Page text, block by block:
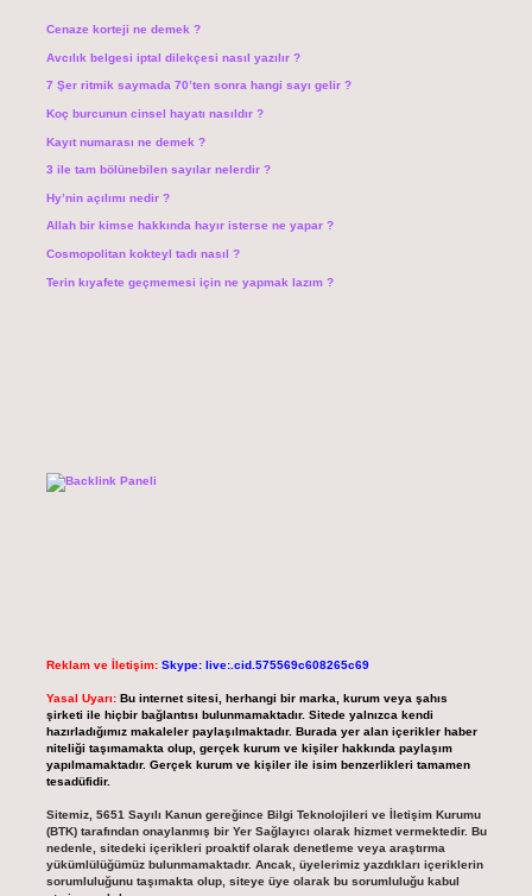
Cenaze korteji ne demek ?
Avcılık belgesi iptal dilekçesi nasıl yazılır ?
7 Şer ritmik saymada 70’ten sonra hangi sayı gelir ?
Koç burcunun cinsel hayatı nasıldır ?
Kayıt numarası ne demek ?
3 ile tam bölünebilen sayılar nelerdir ?
Hy’nin açılımı nedir ?
Allah bir kimse hakkında hayır isterse ne yapar ?
Cosmopolitan kokteyl tadı nasıl ?
Terin kıyafete geçmemesi için ne yapmak lazım ?
Reklam ve İletişim: Skype: live:.cid.575569c608265c69
Yasal Uyarı: Bu internet sitesi, herhangi bir marka, kurum veya şahıs
şirketi ile hiçbir bağlantısı bulunmamaktadır. Sitede yalnızca kendi
hazırladığımız makaleler paylaşılmaktadır. Burada yer alan içerikler haber
niteliği taşımamakta olup, gerçek kurum ve kişiler hakkında paylaşım
yapılmamaktadır. Gerçek kurum ve kişiler ile isim benzerlikleri tamamen
tesadüfidir.
Sitemiz, 5651 Sayılı Kanun gereğince Bilgi Teknolojileri ve İletişim Kurumu
(BTK) tarafından onaylanmış bir Yer Sağlayıcı olarak hizmet vermektedir. Bu
nedenle, sitedeki içerikleri proaktif olarak denetleme veya araştırma
yükümlülüğümüz bulunmamaktadır. Ancak, üyelerimiz yazdıkları içeriklerin
sorumluluğunu taşımakta olup, siteye üye olarak bu sorumluluğu kabul